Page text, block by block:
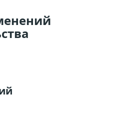
Вы представлять